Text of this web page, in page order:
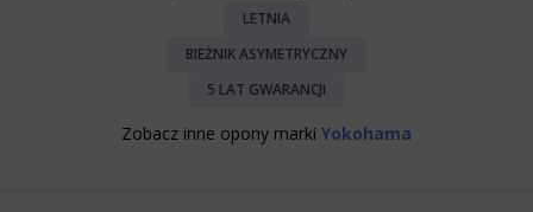
LETNIA
BIEŻNIK ASYMETRYCZNY
5 LAT GWARANCJI
Zobacz inne opony marki Yokohama